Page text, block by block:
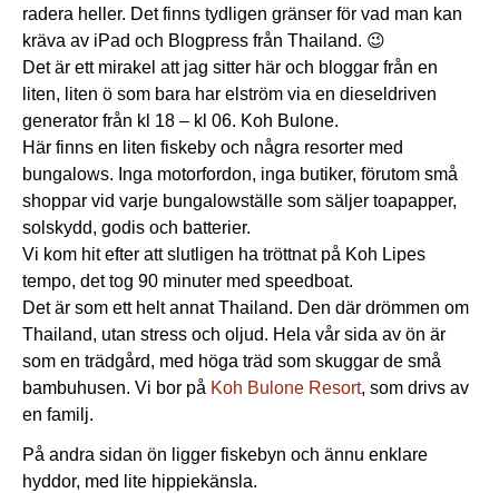
radera heller. Det finns tydligen gränser för vad man kan
kräva av iPad och Blogpress från Thailand. 😉
Det är ett mirakel att jag sitter här och bloggar från en
liten, liten ö som bara har elström via en dieseldriven
generator från kl 18 – kl 06. Koh Bulone.
Här finns en liten fiskeby och några resorter med
bungalows. Inga motorfordon, inga butiker, förutom små
shoppar vid varje bungalowställe som säljer toapapper,
solskydd, godis och batterier.
Vi kom hit efter att slutligen ha tröttnat på Koh Lipes
tempo, det tog 90 minuter med speedboat.
Det är som ett helt annat Thailand. Den där drömmen om
Thailand, utan stress och oljud. Hela vår sida av ön är
som en trädgård, med höga träd som skuggar de små
bambuhusen. Vi bor på Koh Bulone Resort, som drivs av
en familj.
På andra sidan ön ligger fiskebyn och ännu enklare
hyddor, med lite hippiekänsla.